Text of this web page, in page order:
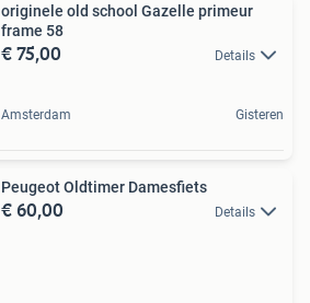
originele old school Gazelle primeur
frame 58
€ 75,00 Details
Amsterdam Gisteren
Peugeot Oldtimer Damesfiets
€ 60,00 Details